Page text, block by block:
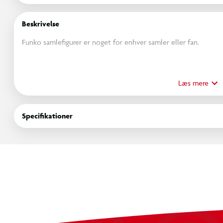
Beskrivelse
Funko samlefigurer er noget for enhver samler eller fan.
yndlingskarakterer hjem i din egen samling. Disse figurer er
om du vil vise dem frem i dit hjem eller på dit kontor, vil de
Så uanset om du samler på figurer fra Star Wars, Marvel, The
Læs mere
Specifikationer